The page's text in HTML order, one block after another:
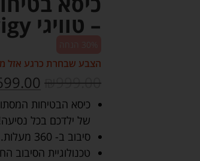
– טוויגי Twigy
הצבע שבחרת כרגע אזל
₪999.00
של ילדכם בכל
סיבוב ב- 360 מעלות.
טכנולוגיית